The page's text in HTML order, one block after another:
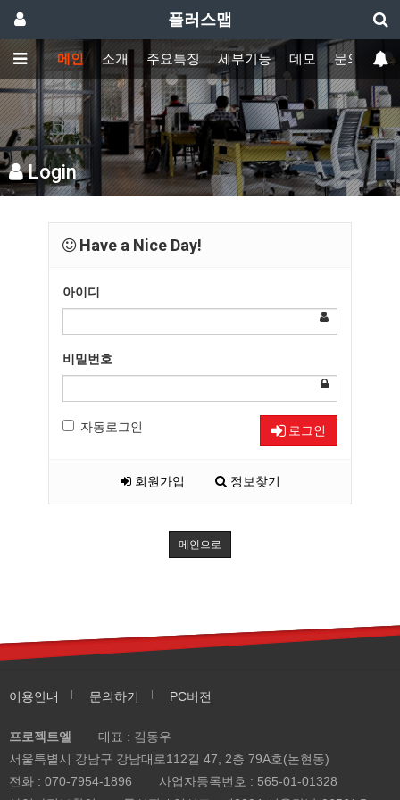
플러스맵
메인 소개 주요특징 세부기능 데모 문의하기
Login
Have a Nice Day!
아이디
비밀번호
자동로그인 로그인
회원가입 정보찾기
메인으로
이용안내 문의하기 PC버전
프로젝트엘
대표 : 김동우
서울특별시 강남구 강남대로112길 47, 2층 79A호(논현동)
전화 : 070-7954-1896 사업자등록번호 : 565-01-01328